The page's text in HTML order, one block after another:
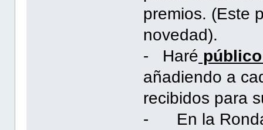
premios. (Este
novedad).
- Haré
añadiendo a
recibidos para
- En la Ronda